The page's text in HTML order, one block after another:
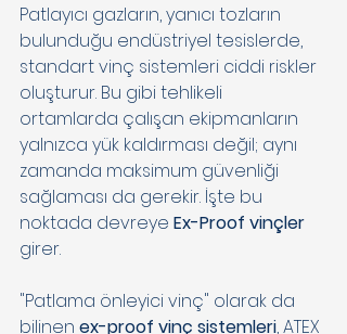
Patlayıcı gazların, yanıcı tozların
bulunduğu endüstriyel tesislerde,
standart vinç sistemleri ciddi riskler
oluşturur. Bu gibi tehlikeli
ortamlarda çalışan ekipmanların
yalnızca yük kaldırması değil; aynı
zamanda maksimum güvenliği
sağlaması da gerekir. İşte bu
noktada devreye Ex-Proof vinçler
girer.
"Patlama önleyici vinç" olarak da
bilinen ex-proof vinç sistemleri, ATEX